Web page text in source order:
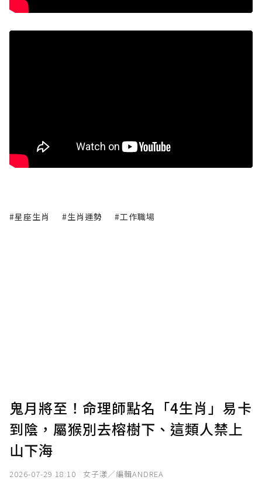
#星座生肖 #生肖運勢 #工作職場
鬼月將至！命理師點名「4生肖」易卡
到陰，屬猴別去榕樹下、這類人禁上
山下海
2026-07-29 18:10 女子漾／編輯ANDREA